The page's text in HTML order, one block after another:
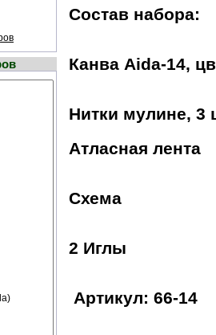
Состав набора:
Канва Aida-14,
Нитки мулине, 3
Атласная лента
Схема
2 Иглы
Артикул: 66-14